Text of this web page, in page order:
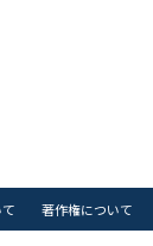
著作権について